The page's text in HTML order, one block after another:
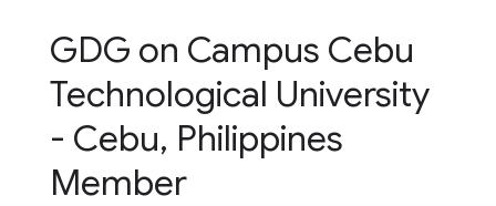
GDG on Campus Cebu
Technological University
- Cebu, Philippines
Member